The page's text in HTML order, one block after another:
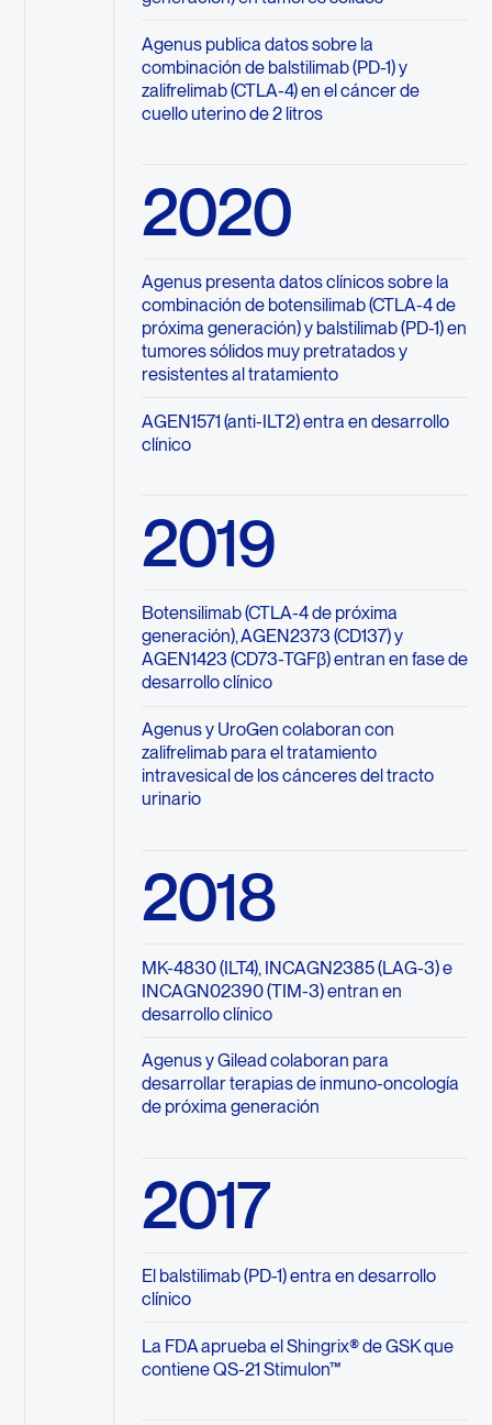
Agenus publica datos sobre la
combinación de balstilimab (PD-1) y
zalifrelimab (CTLA-4) en el cáncer de
cuello uterino de 2 litros
2020
Agenus presenta datos clínicos sobre la
combinación de botensilimab (CTLA-4 de
próxima generación) y balstilimab (PD-1) en
tumores sólidos muy pretratados y
resistentes al tratamiento
AGEN1571 (anti-ILT2) entra en desarrollo
clínico
2019
Botensilimab (CTLA-4 de próxima
generación), AGEN2373 (CD137) y
AGEN1423 (CD73-TGFβ) entran en fase de
desarrollo clínico
Agenus y UroGen colaboran con
zalifrelimab para el tratamiento
intravesical de los cánceres del tracto
urinario
2018
MK-4830 (ILT4), INCAGN2385 (LAG-3) e
INCAGN02390 (TIM-3) entran en
desarrollo clínico
Agenus y Gilead colaboran para
desarrollar terapias de inmuno-oncología
de próxima generación
2017
El balstilimab (PD-1) entra en desarrollo
clínico
La FDA aprueba el Shingrix® de GSK que
contiene QS-21 Stimulon™